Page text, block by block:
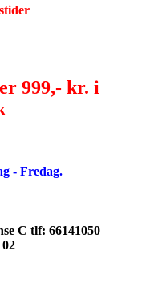
999,- kr. i
- Fredag.
C tlf: 66141050